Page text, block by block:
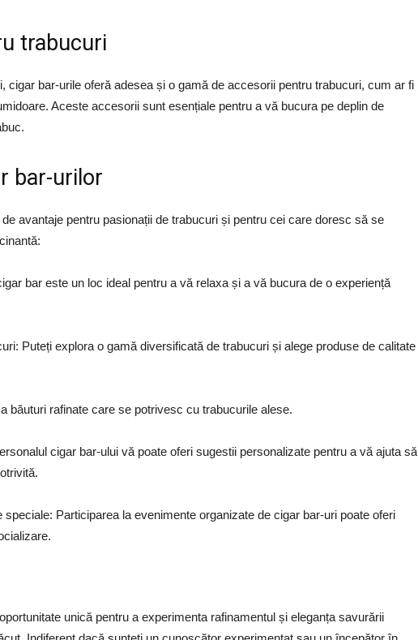
trabucuri
cigar bar-urile oferă adesea și o gamă de accesorii pentru trabucuri, cum ar fi
Aceste accesorii sunt esențiale pentru a vă bucura pe deplin de
bar-urilor
avantaje pentru pasionații de trabucuri și pentru cei care doresc să se
bar este un loc ideal pentru a vă relaxa și a vă bucura de o experiență
Puteți explora o gamă diversificată de trabucuri și alege produse de calitate
băuturi rafinate care se potrivesc cu trabucurile alese.
cigar bar-ului vă poate oferi sugestii personalizate pentru a vă ajuta să
Participarea la evenimente organizate de cigar bar-uri poate oferi
unică pentru a experimenta rafinamentul și eleganța savurării